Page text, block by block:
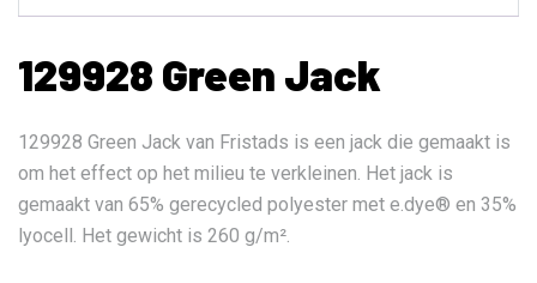
129928 Green Jack
129928 Green Jack van Fristads is een jack die gemaakt is
om het effect op het milieu te verkleinen. Het jack is
gemaakt van 65% gerecycled polyester met e.dye® en 35%
lyocell. Het gewicht is 260 g/m².